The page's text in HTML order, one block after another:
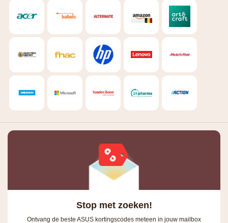
Stop met zoeken!
Ontvang de beste ASUS kortingscodes meteen in jouw mailbox